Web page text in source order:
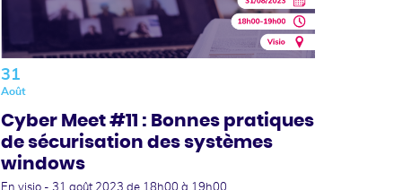
31
Août
Cyber Meet #11 : Bonnes pratiques
de sécurisation des systèmes
windows
En visio - 31 août 2023 de 18h00 à 19h00